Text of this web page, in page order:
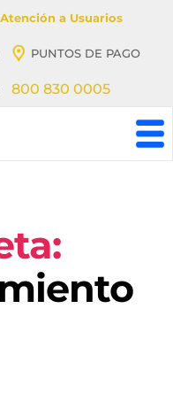
a Usuarios
PUNTOS DE PAGO
800 830 0005